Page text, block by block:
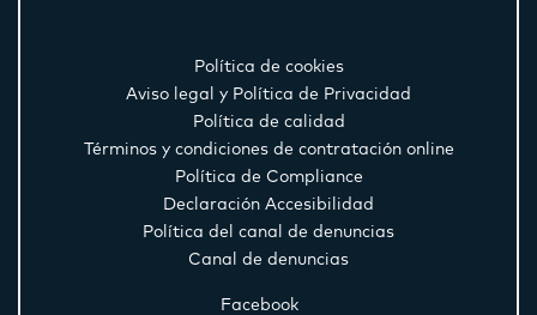
Política de cookies
Aviso legal y Política de Privacidad
Política de calidad
Términos y condiciones de contratación online
Política de Compliance
Declaración Accesibilidad
Política del canal de denuncias
Canal de denuncias
Facebook